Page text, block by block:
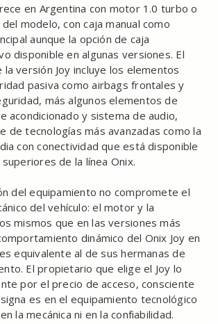
en Argentina con motor 1.0 turbo o
modelo, con caja manual como
aunque la opción de caja
disponible en algunas versiones. El
versión Joy incluye los elementos
pasiva como airbags frontales y
más algunos elementos de
acondicionado y sistema de audio,
de tecnologías más avanzadas como la
con conectividad que está disponible
de la línea Onix.
del equipamiento no compromete el
del vehículo: el motor y la
mismos que en las versiones más
dinámico del Onix Joy en
equivalente al de sus hermanas de
El propietario que elige el Joy lo
por el precio de acceso, consciente
es en el equipamiento tecnológico
la mecánica ni en la confiabilidad.